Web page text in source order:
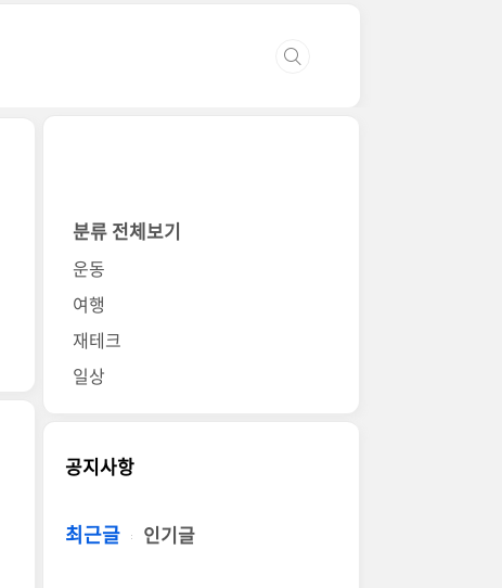
분류 전체보기
운동
여행
재테크
일상
공지사항
최근글 인기글